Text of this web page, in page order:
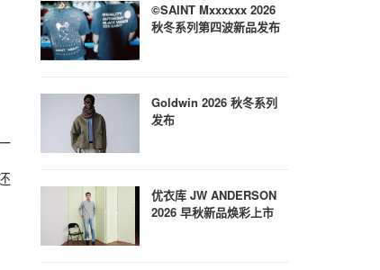
©SAINT Mxxxxxx 2026
秋冬系列第四波新品发布
Goldwin 2026 秋冬系列
发布
优衣库 JW ANDERSON
2026 早秋新品焕彩上市